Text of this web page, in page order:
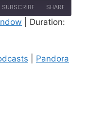
SUBSCRIBE SHARE
Duration:
Pandora